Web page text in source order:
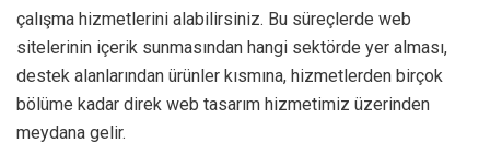
çalışma hizmetlerini alabilirsiniz. Bu süreçlerde web
sitelerinin içerik sunmasından hangi sektörde yer alması,
destek alanlarından ürünler kısmına, hizmetlerden birçok
bölüme kadar direk web tasarım hizmetimiz üzerinden
meydana gelir.